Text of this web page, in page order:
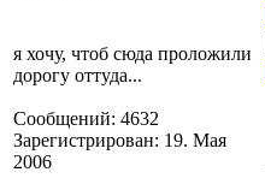
я хочу, чтоб сюда проложили
дорогу оттуда...
Сообщений: 4632
Зарегистрирован: 19. Мая
2006